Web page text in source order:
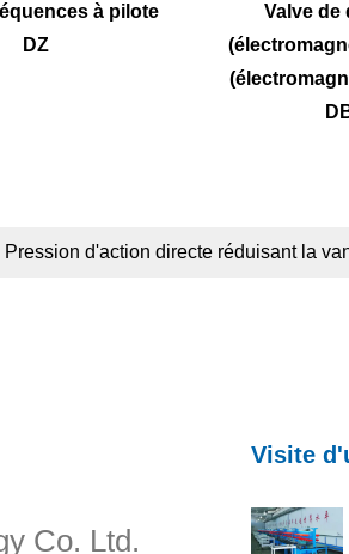
à pilote
DZ
Valve de
Pression d'action directe réduisant la
Co. Ltd.
Visite